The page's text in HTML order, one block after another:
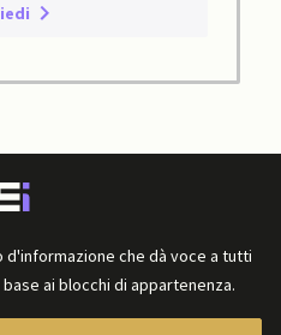
d'informazione che dà voce a tutti
ai blocchi di appartenenza.